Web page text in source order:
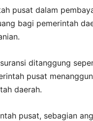
pusat dalam
bagi pemerintah
ditanggung
pusat
daerah.
pusat, sebagian